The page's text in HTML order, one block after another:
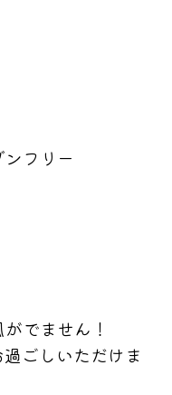
フリー
でません！
ごしいただけま